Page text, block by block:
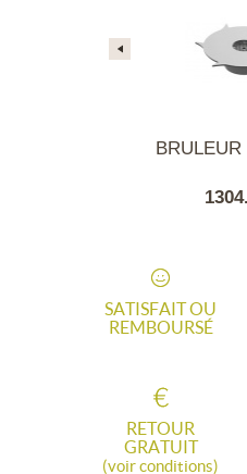
SATISFAIT OU
REMBOURSÉ
RETOUR
GRATUIT
(voir conditions)